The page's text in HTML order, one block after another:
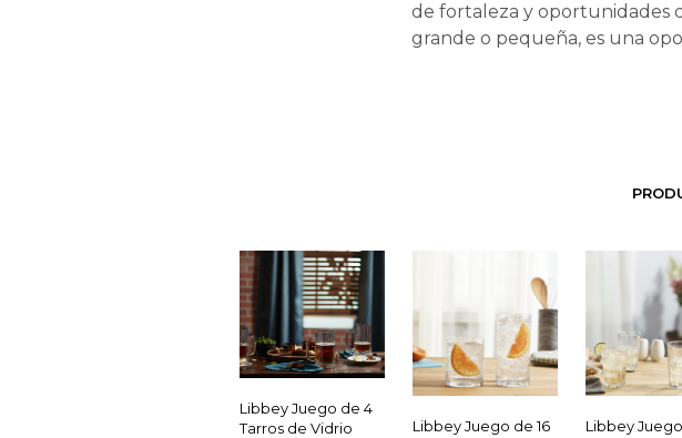
de fortaleza y oportunidades
grande o pequeña, es una
Libbey Juego de 4
Tarros de Vidrio
Libbey Juego de 16
Libbey